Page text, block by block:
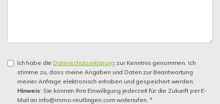
Ich habe die Datenschutzerklärung zur Kenntnis genommen. Ich
stimme zu, dass meine Angaben und Daten zur Beantwortung
meiner Anfrage elektronisch erhoben und gespeichert werden.
Hinweis: Sie können Ihre Einwilligung jederzeit für die Zukunft per E-
Mail an info@immo-reutlingen.com widerrufen. *